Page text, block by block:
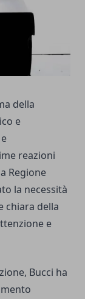
della
e
reazioni
Regione
la necessità
chiara della
e
Bucci ha